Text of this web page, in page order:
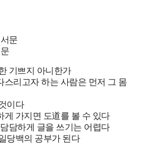
문
기쁘지 아니한가
스리고자 하는 사람은 먼저 그 몸
이다
게 가지면 도道를 볼 수 있다
담하게 글을 쓰기는 어렵다
당백의 공부가 된다